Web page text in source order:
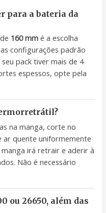
para a bateria da
160 mm é a escolha
configurações padrão
pack tiver mais de 4
espessos, opte pela
na manga, corte no
ar quente uniformemente
irá retrair e aderir à
Não é necessário
ou 26650, além das